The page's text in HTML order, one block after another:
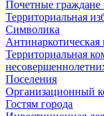
Почетные граждане
Территориальная
Символика
Антинаркотическая
Территориальная
Поселения
Организационный
Гостям города